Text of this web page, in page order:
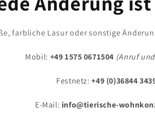
farbliche Lasur oder sonstige
Mobil: +49 1575 0671504 (Anruf
Festnetz: +49 (0)36844
E-Mail: info@tierische-